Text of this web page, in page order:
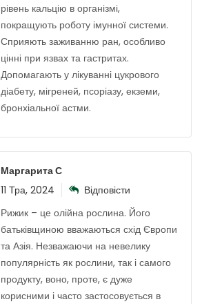
рівень кальцію в організмі,
покращують роботу імунної системи.
Сприяють заживанню ран, особливо
цінні при язвах та гастритах.
Допомагають у лікуванні цукрового
діабету, мігреней, псоріазу, екземи,
бронхіальної астми.
Маргарита С
11 Тра, 2024
Відповісти
Рижик – це олійна рослина. Його
батьківщиною вважаються схід Європи
та Азія. Незважаючи на невелику
популярність як рослини, так і самого
продукту, воно, проте, є дуже
корисними і часто застосовується в